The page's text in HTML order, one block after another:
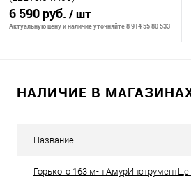
6 590 руб. / шт
Актуальную цену и наличие уточняйте 8 914 55 80 533
В избранное
НАЛИЧИЕ В
Название
Горького 163 м-н